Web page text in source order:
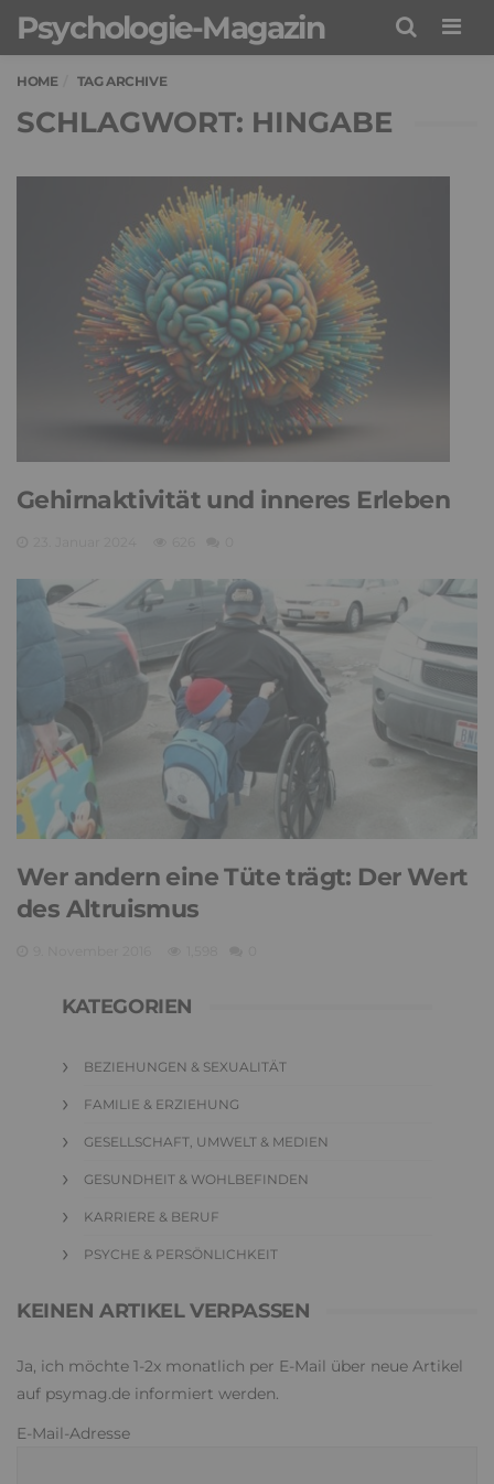
Psychologie-Magazin
HOME TAG ARCHIVE
SCHLAGWORT: HINGABE
Gehirnaktivität und inneres Erleben
Wer andern eine Tüte trägt: Der Wert
des Altruismus
KATEGORIEN
BEZIEHUNGEN & SEXUALITÄT
FAMILIE & ERZIEHUNG
GESELLSCHAFT, UMWELT & MEDIEN
GESUNDHEIT & WOHLBEFINDEN
KARRIERE & BERUF
PSYCHE & PERSÖNLICHKEIT
KEINEN ARTIKEL VERPASSEN
Ja, ich möchte 1-2x monatlich per E-Mail über neue Artikel
auf psymag.de informiert werden.
E-Mail-Adresse